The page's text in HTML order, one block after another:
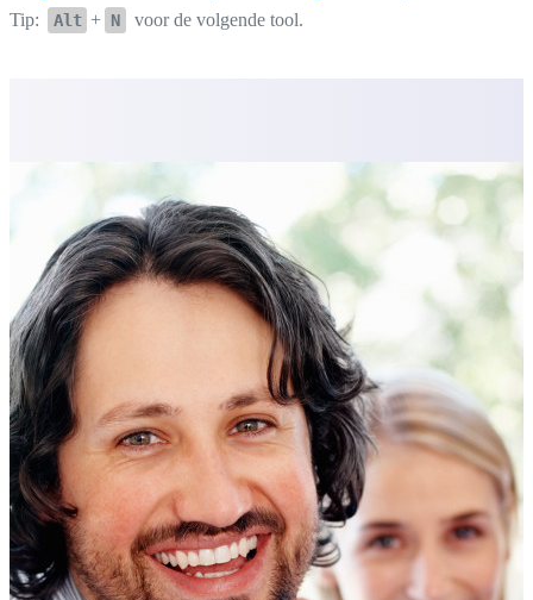
Tip:
Alt + N voor de volgende tool.